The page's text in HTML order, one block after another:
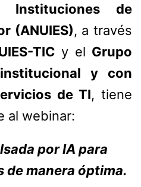
Instituciones de
(ANUIES), a través
TIC y el Grupo
y con
de TI, tiene
al webinar:
por IA para
manera óptima.